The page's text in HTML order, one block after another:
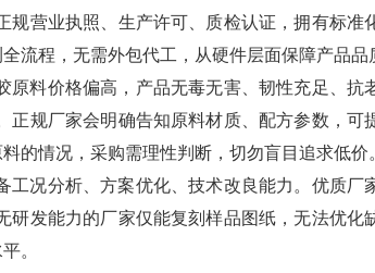
营业执照、生产许可、质检认证，拥有标准
流程，无需外包代工，从硬件层面保障产品品
料价格偏高，产品无毒无害、韧性充足、抗
规厂家会明确告知原料材质、配方参数，可
的情况，采购需理性判断，切勿盲目追求低价
况分析、方案优化、技术改良能力。优质厂
发能力的厂家仅能复刻样品图纸，无法优化
。